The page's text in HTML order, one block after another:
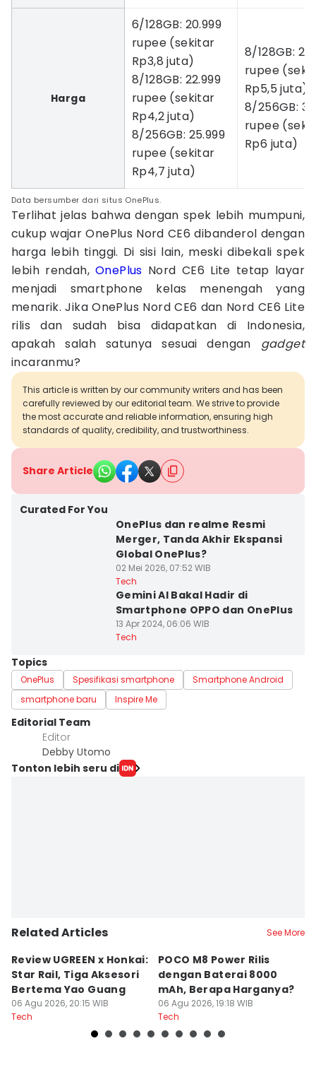
Data bersumber dari situs OnePlus.
Harga
6/128GB: 20.999
rupee (sekitar
Rp3,8 juta)
8/128GB: 22.999
rupee (sekitar
Rp4,2 juta)
8/256GB: 25.999
rupee (sekitar
Rp4,7 juta)
8/128GB:
rupee
Rp5,5 juta)
8/256GB:
rupee
Rp6 juta)
Terlihat jelas bahwa dengan spek lebih mumpuni,
cukup wajar OnePlus Nord CE6 dibanderol dengan
harga lebih tinggi. Di sisi lain, meski dibekali spek
lebih rendah,OnePlus Nord CE6 Lite tetap layar
menjadi smartphone kelas menengah yang
menarik. Jika OnePlus Nord CE6 dan Nord CE6 Lite
rilis dan sudah bisa didapatkan di Indonesia,
apakah salah satunya sesuai dengan gadget
incaranmu?
This article is written by our community writers and has been
carefully reviewed by our editorial team. We strive to provide
the most accurate and reliable information, ensuring high
standards of quality, credibility, and trustworthiness.
Share Article
Curated For You
OnePlus dan realme Resmi
Merger, Tanda Akhir Ekspansi
Global OnePlus?
02 Mei 2026, 07:52 WIB
Tech
Gemini AI Bakal Hadir di
Smartphone OPPO dan OnePlus
13 Apr 2024, 06:06 WIB
Tech
Topics
OnePlus Spesifikasi smartphone
Smartphone Android
smartphone baru
Inspire Me
Editorial Team
Editor
Debby Utomo
Tonton lebih seru di
Related Articles See More
Review UGREEN x Honkai:
Star Rail, Tiga Aksesori
Bertema Yao Guang
06 Agu 2026, 20:15 WIB
Tech
POCO M8 Power Rilis
dengan Baterai 8000
mAh, Berapa Harganya?
06 Agu 2026, 19:18 WIB
Tech